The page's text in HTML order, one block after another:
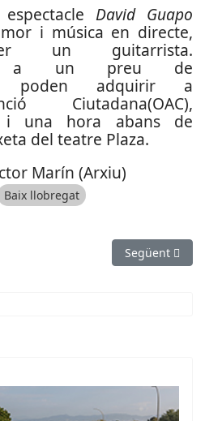
espectacleDavid Guapo
i música en directe,
un guitarrista.
a un preu de
adquirir a
Ciutadana(OAC),
i una hora abans de
del teatre Plaza.
Marín (Arxiu)
Baix llobregat
del Prat porta una font al museu
Article
Següent